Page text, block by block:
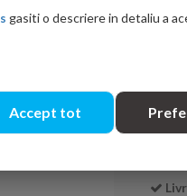
gasiti o descriere in detaliu a
Accept tot